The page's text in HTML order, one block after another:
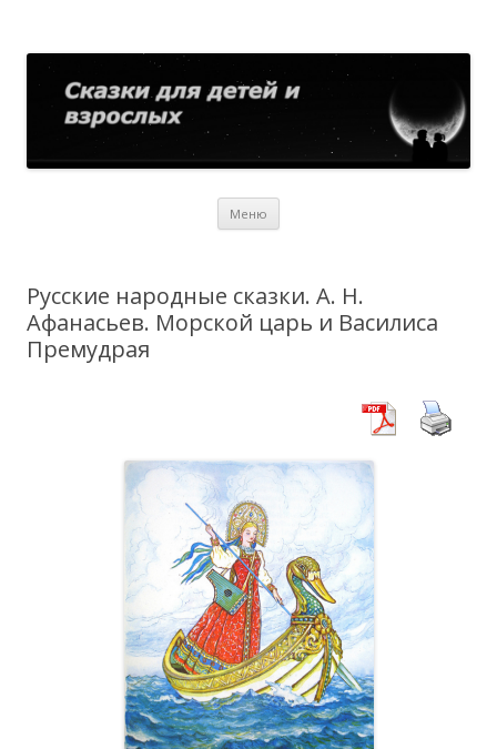
Меню
Русские народные сказки. А. Н.
Афанасьев. Морской царь и Василиса
Премудрая